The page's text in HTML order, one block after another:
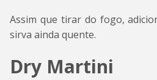
Assim que tirar do fogo,
sirva ainda quente.
Dry Martini